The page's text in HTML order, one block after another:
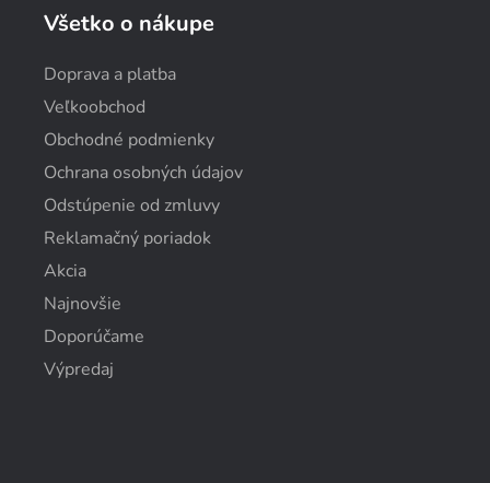
Všetko o nákupe
Doprava a platba
Veľkoobchod
Obchodné podmienky
Ochrana osobných údajov
Odstúpenie od zmluvy
Reklamačný poriadok
Akcia
Najnovšie
Doporúčame
Výpredaj